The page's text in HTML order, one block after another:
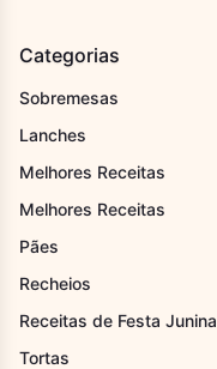
Categorias
Sobremesas
Lanches
Melhores Receitas
Melhores Receitas
Pães
Recheios
Receitas de Festa Junina
Tortas